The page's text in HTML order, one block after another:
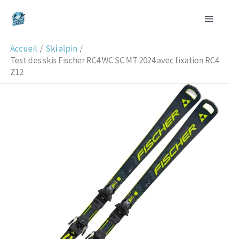
Accueil
Ski alpin
Test des skis Fischer RC4 WC SC MT 2024 avec fixation RC4
Z12
e
c
h
e